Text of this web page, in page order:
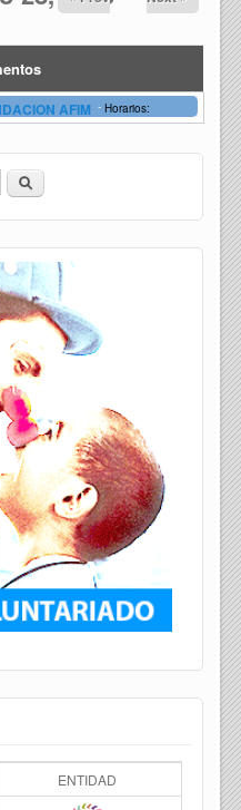
AFIM - Horarios:
Buscar
ENTIDAD